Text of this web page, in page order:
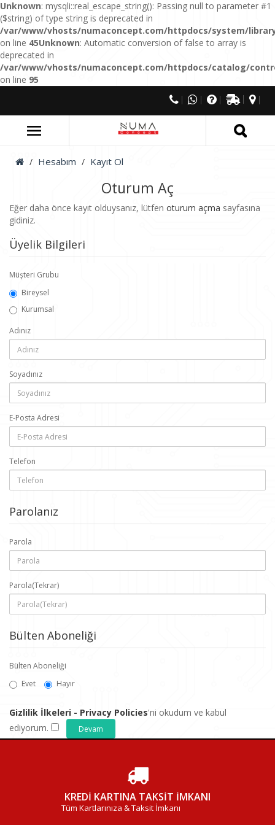
Unknown: mysqli::real_escape_string(): Passing null to parameter #1
($string) of type string is deprecated in
/var/www/vhosts/numaconcept.com/httpdocs/system/
on line 45Unknown: Automatic conversion of false to array is
deprecated in
/var/www/vhosts/numaconcept.com/httpdocs/catalog/
on line 95
Hesabım Kayıt Ol
Oturum Aç
Eğer daha önce kayıt olduysanız, lütfen oturum açma sayfasına
gidiniz.
Üyelik Bilgileri
Müşteri Grubu
Bireysel
Kurumsal
Adınız
Soyadınız
E-Posta Adresi
Telefon
Parolanız
Parola
Parola(Tekrar)
Bülten Aboneliği
Bülten Aboneliği
Evet
Hayır
Gizlilik İlkeleri - Privacy Policies'ni okudum ve kabul
ediyorum.
KREDİ KARTINA TAKSİT İMKANI
Tüm Kartlarınıza & Taksit İmkanı